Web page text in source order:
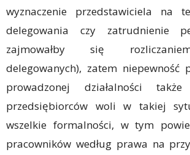
wyznaczenie przedstawiciela na
delegowania czy zatrudnienie
zajmowałby się
delegowanych), zatem niepewność
prowadzonej działalności
przedsiębiorców woli w takiej
wszelkie formalności, w tym
pracowników według prawa na